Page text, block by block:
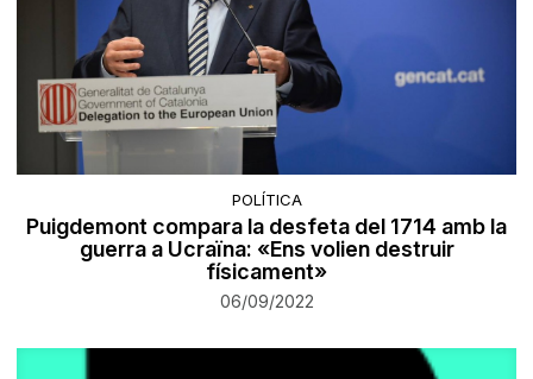
POLÍTICA
Puigdemont compara la desfeta del 1714 amb la
guerra a Ucraïna: «Ens volien destruir
físicament»
06/09/2022